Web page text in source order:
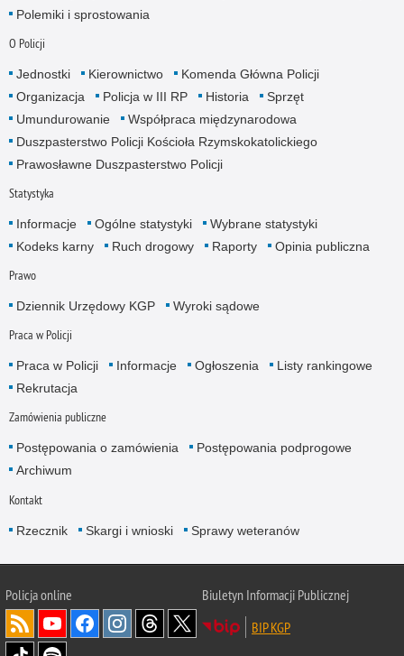
Polemiki i sprostowania
O Policji
Jednostki Kierownictwo
Komenda Główna Policji
Organizacja
Policja w III RP Historia
Sprzęt
Umundurowanie
Współpraca międzynarodowa
Duszpasterstwo Policji Kościoła Rzymskokatolickiego
Prawosławne Duszpasterstwo Policji
Statystyka
Informacje Ogólne statystyki
Wybrane statystyki
Kodeks karny
Ruch drogowy Raporty Opinia publiczna
Prawo
Dziennik Urzędowy KGP Wyroki sądowe
Praca w Policji
Praca w Policji Informacje Ogłoszenia
Listy rankingowe
Rekrutacja
Zamówienia publiczne
Postępowania o zamówienia
Postępowania podprogowe
Archiwum
Kontakt
Rzecznik Skargi i wnioski Sprawy weteranów
Policjaonline
Biuletyn Informacji Publicznej
BIP KGP